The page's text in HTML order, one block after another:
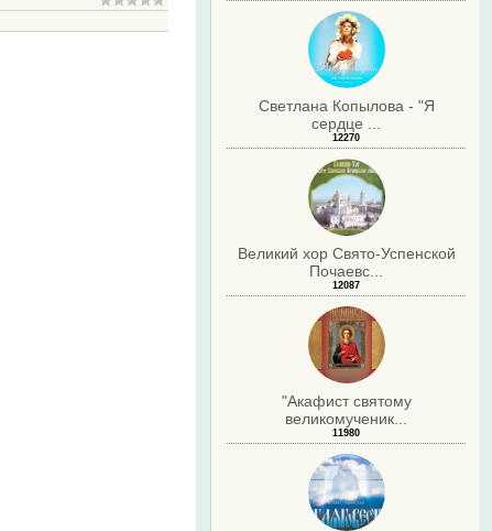
Светлана Копылова - "Я
сердце ...
12270
Великий хор Свято-Успенской
Почаевс...
12087
"Акафист святому
великомученик...
11980